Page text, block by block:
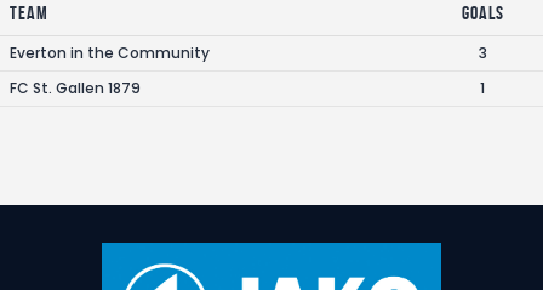
Team
Goals
Everton in the Community
3
FC St. Gallen 1879
1